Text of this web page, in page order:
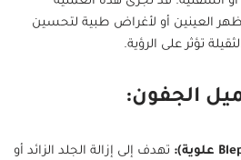
العينين أو لأغراض طبية لتحسين
تؤثر على الرؤية.
الجفون:
تهدف إلى إزالة الجلد الزائد أو